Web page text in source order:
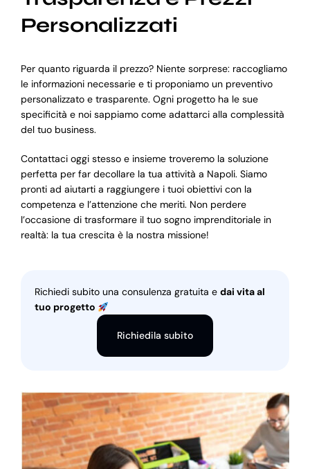
Personalizzati
Per quanto riguarda il prezzo? Niente sorprese: raccogliamo
le informazioni necessarie e ti proponiamo un preventivo
personalizzato e trasparente. Ogni progetto ha le sue
specificità e noi sappiamo come adattarci alla complessità
del tuo business.
Contattaci oggi stesso e insieme troveremo la soluzione
perfetta per far decollare la tua attività a Napoli. Siamo
pronti ad aiutarti a raggiungere i tuoi obiettivi con la
competenza e l’attenzione che meriti. Non perdere
l’occasione di trasformare il tuo sogno imprenditoriale in
realtà: la tua crescita è la nostra missione!
Richiedi subito una consulenza gratuita e dai vita al
tuo progetto
Richiedila subito